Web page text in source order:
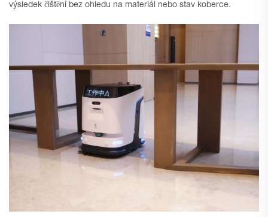
výsledek čištění bez ohledu na materiál nebo stav koberce.